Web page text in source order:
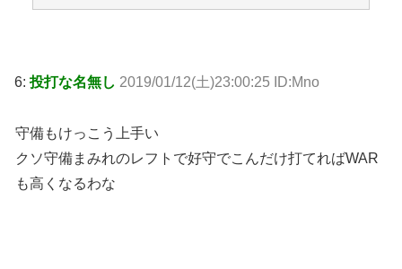
6:投打な名無し 2019/01/12(土)23:00:25 ID:Mno
守備もけっこう上手い
クソ守備まみれのレフトで好守でこんだけ打てればWAR
も高くなるわな